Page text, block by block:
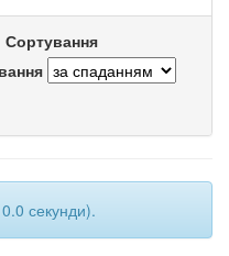
Сортування
секунди).